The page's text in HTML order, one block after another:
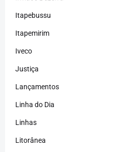
Itapebussu
Itapemirim
Iveco
Justiça
Lançamentos
Linha do Dia
Linhas
Litorânea